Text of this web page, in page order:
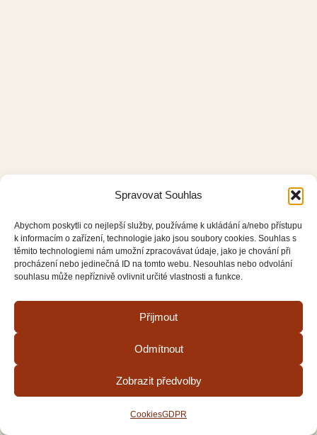
Spravovat Souhlas
Abychom poskytli co nejlepší služby, používáme k ukládání a/nebo přístupu
k informacím o zařízení, technologie jako jsou soubory cookies. Souhlas s
těmito technologiemi nám umožní zpracovávat údaje, jako je chování při
procházení nebo jedinečná ID na tomto webu. Nesouhlas nebo odvolání
souhlasu může nepříznivě ovlivnit určité vlastnosti a funkce.
Přijmout
Odmítnout
Zobrazit předvolby
CookiesGDPR